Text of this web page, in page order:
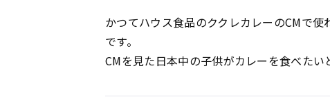
かつてハウス食品のククレカレーのCMで
です。
CMを見た日本中の子供がカレーを食べたい